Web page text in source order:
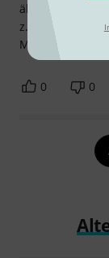
ähnlichen) an
z.B. einen
Mit allen
0 0